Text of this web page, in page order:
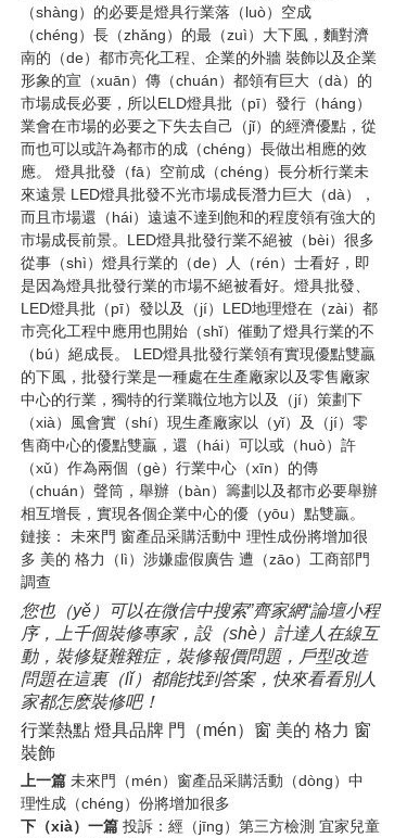
（shàng）的必要是燈具行業落（luò）空成
（chéng）長（zhǎng）的最（zuì）大下風，麵對濟
南的（de）都市亮化工程、企業的外牆 裝飾以及企業
形象的宣（xuān）傳（chuán）都領有巨大（dà）的
市場成長必要，所以ELD燈具批（pī）發行（háng）
業會在市場的必要之下失去自己（jǐ）的經濟優點，從
而也可以或許為都市的成（chéng）長做出相應的效
應。 燈具批發（fā）空前成（chéng）長分析行業未
來遠景 LED燈具批發不光市場成長潛力巨大（dà），
而且市場還（hái）遠遠不達到飽和的程度領有強大的
市場成長前景。LED燈具批發行業不絕被（bèi）很多
從事（shì）燈具行業的（de）人（rén）士看好，即
是因為燈具批發行業的市場不絕被看好。燈具批發、
LED燈具批（pī）發以及（jí）LED地理燈在（zài）都
市亮化工程中應用也開始（shǐ）催動了燈具行業的不
（bú）絕成長。 LED燈具批發行業領有實現優點雙贏
的下風，批發行業是一種處在生產廠家以及零售廠家
中心的行業，獨特的行業職位地方以及（jí）策劃下
（xià）風會實（shí）現生產廠家以（yǐ）及（jí）零
售商中心的優點雙贏，還（hái）可以或（huò）許
（xǔ）作為兩個（gè）行業中心（xīn）的傳
（chuán）聲筒，舉辦（bàn）籌劃以及都市必要舉辦
相互增長，實現各個企業中心的優（yōu）點雙贏。
鏈接： 未來門 窗產品采購活動中 理性成份將增加很
多 美的 格力（lì）涉嫌虛假廣告 遭（zāo）工商部門
調查
您也（yě）可以在微信中搜索”齊家網“論壇小程
序，上千個裝修專家，設（shè）計達人在線互
動，裝修疑難雜症，裝修報價問題，戶型改造
問題在這裏（lǐ）都能找到答案，快來看看別人
家都怎麽裝修吧！
行業熱點 燈具品牌 門（mén）窗 美的 格力 窗
裝飾
上一篇 未來門（mén）窗產品采購活動（dòng）中
理性成（chéng）份將增加很多
下（xià）一篇 投訴：經（jīng）第三方檢測 宜家兒童